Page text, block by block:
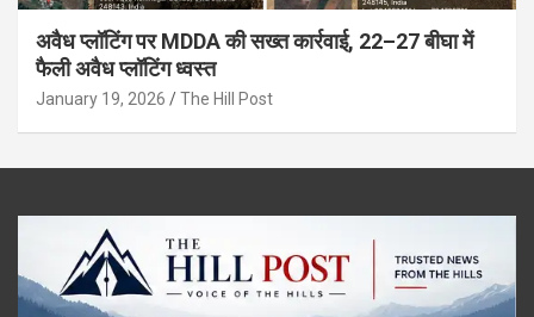
अवैध प्लॉटिंग पर MDDA की सख्त कार्रवाई, 22–27 बीघा में
फैली अवैध प्लॉटिंग ध्वस्त
January 19, 2026 The Hill Post